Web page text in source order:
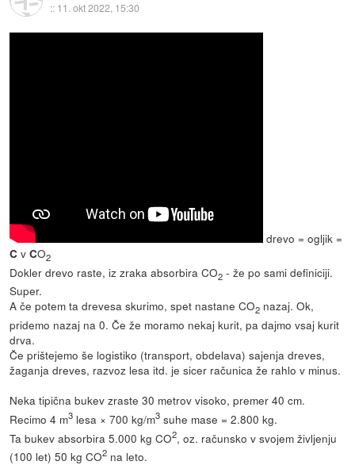
:: 11. okt 2022, 15:30
drevo = ogljik =
C vCO2
Dokler drevo raste, iz zraka absorbira CO2 - že po sami definiciji.
Super.
A če potem ta drevesa skurimo, spet nastane CO2 nazaj. Ok,
pridemo nazaj na 0. Če že moramo nekaj kurit, pa dajmo vsaj kurit
drva.
Če prištejemo še logistiko (transport, obdelava) sajenja dreves,
žaganja dreves, razvoz lesa itd. je sicer računica že rahlo v minus.
Neka tipična bukev zraste 30 metrov visoko, premer 40 cm.
Recimo 4 m3 lesa × 700 kg/m3 suhe mase = 2.800 kg.
Ta bukev absorbira 5.000 kg CO2, oz. računsko v svojem življenju
(100 let) 50 kg CO2 na leto.